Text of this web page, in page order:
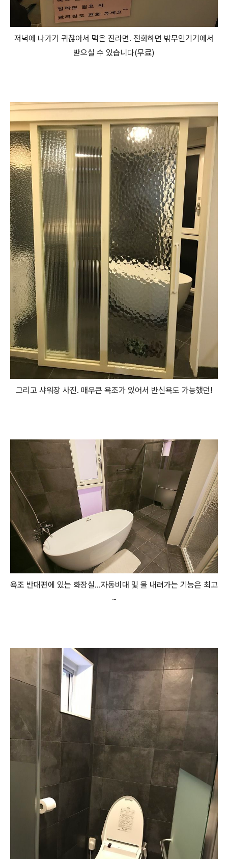
저녁에 나가기 귀찮아서 먹은 진라면. 전화하면 밖무인기기에서
받으실 수 있습니다(무료)
그리고 샤워장 사진. 매우큰 욕조가 있어서 반신욕도 가능했던!
욕조 반대편에 있는 화장실...자동비대 및 물 내려가는 기능은 최고
~